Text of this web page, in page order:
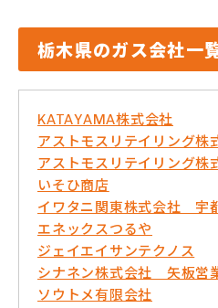
栃木県のガス会社一
KATAYAMA株式会社
アストモスリテイリング
アストモスリテイリング
いそひ商店
イワタニ関東株式会社 宇
エネックスつるや
ジェイエイサンテクノス
シナネン株式会社 矢板営
ソウトメ有限会社